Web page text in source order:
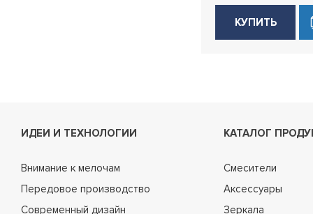
КУПИТЬ
ИДЕИ И ТЕХНОЛОГИИ
Внимание к мелочам
Передовое производство
Современный дизайн
КАТАЛОГ
Смесители
Аксессуары
Зеркала